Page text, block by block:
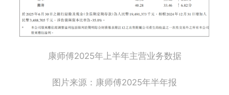
康师傅2025年上半年主营业务数据
图片来源：康师傅2025年半年报